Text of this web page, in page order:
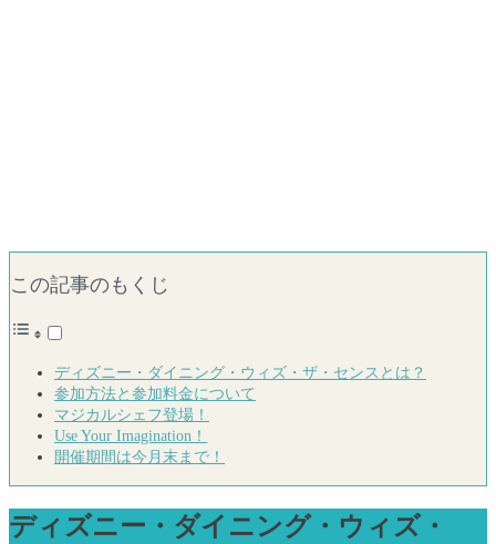
この記事のもくじ
ディズニー・ダイニング・ウィズ・ザ・センスとは？
参加方法と参加料金について
マジカルシェフ登場！
Use Your Imagination！
開催期間は今月末まで！
ディズニー・ダイニング・ウィズ・